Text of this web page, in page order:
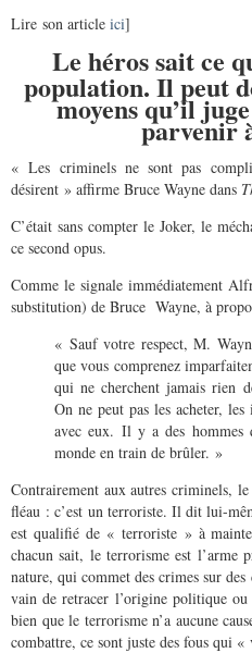
Lire son article ici]
Le héros sait ce
population. Il peut
moyens qu’il
parvenir
« Les criminels ne sont pas
désirent » affirme Bruce Wayne dans
C’était sans compter le Joker, le
ce second opus.
Comme le signale immédiatement
substitution) de Bruce Wayne, à
« Sauf votre respect, M.
que vous comprenez
qui ne cherchent jamais rien
On ne peut pas les acheter,
avec eux. Il y a des hommes
monde en train de brûler. »
Contrairement aux autres criminels,
fléau : c’est un terroriste. Il dit lui-
est qualifié de « terroriste » à
chacun sait, le terrorisme est l’arme
nature, qui commet des crimes sur
vain de retracer l’origine politique
bien que le terrorisme n’a aucune
combattre, ce sont juste des fous qui